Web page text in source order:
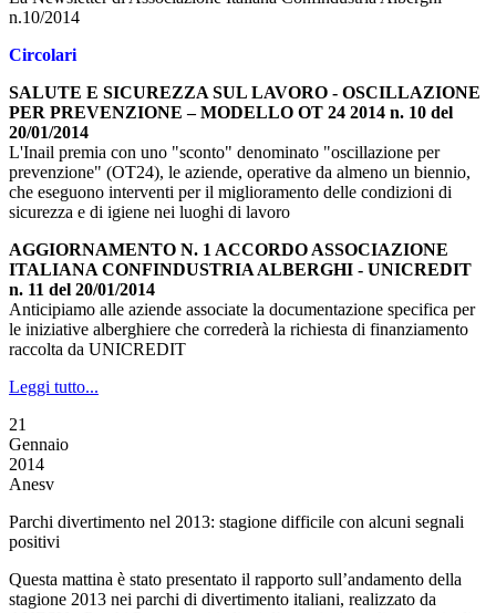
n.10/2014
Circolari
SALUTE E SICUREZZA SUL LAVORO - OSCILLAZIONE
PER PREVENZIONE – MODELLO OT 24 2014 n. 10 del
20/01/2014
L'Inail premia con uno "sconto" denominato "oscillazione per
prevenzione" (OT24), le aziende, operative da almeno un biennio,
che eseguono interventi per il miglioramento delle condizioni di
sicurezza e di igiene nei luoghi di lavoro
AGGIORNAMENTO N. 1 ACCORDO ASSOCIAZIONE
ITALIANA CONFINDUSTRIA ALBERGHI - UNICREDIT
n. 11 del 20/01/2014
Anticipiamo alle aziende associate la documentazione specifica per
le iniziative alberghiere che correderà la richiesta di finanziamento
raccolta da UNICREDIT
Leggi tutto...
21
Gennaio
2014
Anesv
Parchi divertimento nel 2013: stagione difficile con alcuni segnali
positivi
Questa mattina è stato presentato il rapporto sull’andamento della
stagione 2013 nei parchi di divertimento italiani, realizzato da